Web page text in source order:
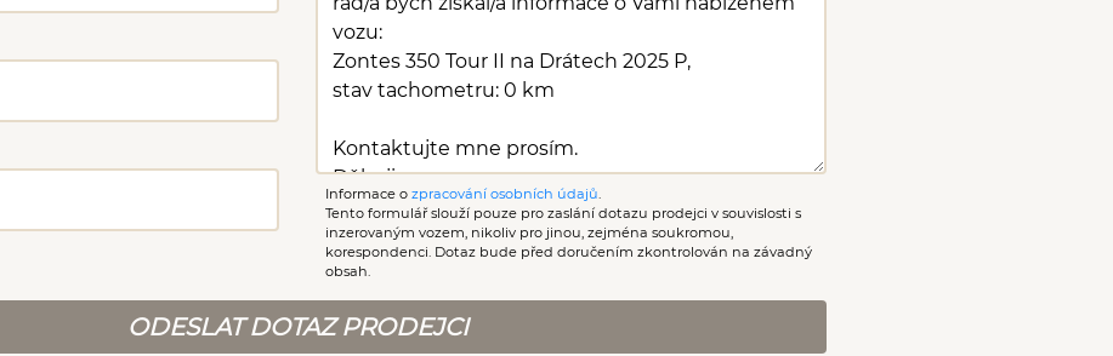
Informace o zpracování osobních údajů
Tento formulář slouží pouze pro zaslání dotazu prodejci v souvislosti s
inzerovaným vozem, nikoliv pro jinou, zejména soukromou,
korespondenci. Dotaz bude před doručením zkontrolován na závadný
obsah.
ODESLAT DOTAZ PRODEJCI